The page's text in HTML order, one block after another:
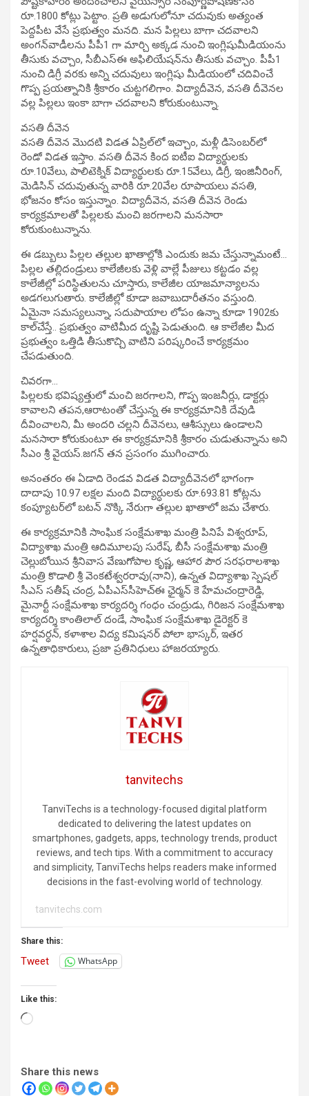
రూ.1800 కోట్లు పెట్టాం. ప్రతి అడుగులోనూ చదువుకు అత్యంత
పెద్దపీట వేసే ప్రభుత్వం మనది. మన పిల్లలు బాగా చదవాలని
అంగన్‌వాడీలను పీపీ1 గా మార్చి అక్కడ నుంచి ఇంగ్లిషుమీడియంను
తీసుకు వచ్చాం, సీబీఎస్‌ఈ అఫిలియేషన్‌ను తీసుకు వచ్చాం. పీపీ1
నుంచి డిగ్రీ వరకు అన్ని చదువులు ఇంగ్లిషు మీడియంలో చదివించే
గొప్ప ప్రయత్నానికి శ్రీకారం చుట్టగలిగాం. విద్యాదీవెన, వసతి దీవెనల
వల్ల పిల్లలు ఇంకా బాగా చదవాలని కోరుకుంటున్నా.
వసతి దీవెన
వసతి దీవెన మొదటి విడత ఏప్రిల్‌లో ఇచ్చాం, మళ్లీ డిసెంబర్‌లో
రెండో విడత ఇస్తాం. వసతి దీవెన కింద ఐటీఐ విద్యార్థులకు
రూ.10వేలు, పాలిటెక్నిక్‌ విద్యార్థులకు రూ.15వేలు, డిగ్రీ, ఇంజినీరింగ్,
మెడిసిన్‌ చదువుతున్న వారికి రూ.20వేల రూపాయలు వసతి,
భోజనం కోసం ఇస్తున్నాం. విద్యాదీవెన, వసతి దీవెన రెండు
కార్యక్రమాలతో పిల్లలకు మంచి జరగాలని మనసారా
కోరుకుంటున్నాను.
ఈ డబ్బులు పిల్లల తల్లుల ఖాతాల్లోకి ఎందుకు జమ చేస్తున్నామంటే…
పిల్లల తల్లిదండ్రులు కాలేజీలకు వెళ్లి వాల్లే పీజులు కట్టడం వల్ల
కాలేజీల్లో పరిస్థితులను చూస్తారు, కాలేజీల యాజమాన్యాలను
అడగలుగుతారు. కాలేజీల్లో కూడా జవాబుదారీతనం వస్తుంది.
ఏమైనా సమస్యలున్నా, సదుపాయాల లోపం ఉన్నా కూడా 1902కు
కాల్‌చేస్తే.. ప్రభుత్వం వాటిమీద దృష్టి పెడుతుంది. ఆ కాలేజీల మీద
ప్రభుత్వం ఒత్తిడి తీసుకొచ్చి వాటిని పరిష్కరించే కార్యక్రమం
చేపడుతుంది.
చివరగా…
పిల్లలకు భవిష్యత్తులో మంచి జరగాలని, గొప్ప ఇంజనీర్లు, డాక్టర్లు
కావాలని తపన,ఆరాటంతో చేస్తున్న ఈ కార్యక్రమానికి దేవుడి
దీవించాలని, మీ అందరి చల్లని దీవెనలు, ఆశీస్సులు ఉండాలని
మనసారా కోరుకుంటూ ఈ కార్యక్రమానికి శ్రీకారం చుడుతున్నాను అని
సీఎం శ్రీ వైయస్‌.జగన్‌ తన ప్రసంగం ముగించారు.
అనంతరం ఈ ఏడాది రెండవ విడత విద్యాదీవెనలో భాగంగా
దాదాపు 10.97 లక్షల మంది విద్యార్ధులకు రూ.693.81 కోట్లను
కంప్యూటర్‌లో బటన్‌ నొక్కి నేరుగా తల్లుల ఖాతాలో జమ చేశారు.
ఈ కార్యక్రమానికి సాంఘిక సంక్షేమశాఖ మంత్రి పినిపే విశ్వరూప్,
విద్యాశాఖ మంత్రి ఆదిమూలపు సురేష్, బీసీ సంక్షేమశాఖ మంత్రి
చెల్లుబోయిన శ్రీనివాస వేణుగోపాల కృష్ణ, ఆహార పౌర సరఫరాలశాఖ
మంత్రి కొడాలి శ్రీ వెంకటేశ్వరరావు(నాని), ఉన్నత విద్యాశాఖ స్పెషల్‌
సీఎస్‌ సతీష్‌ చంద్ర, ఏపీఎస్‌సీహెచ్‌ఈ ఛైర్మన్‌ కె హేమచంద్రారెడ్డి,
మైనార్టీ సంక్షేమశాఖ కార్యదర్శి గంధం చంద్రుడు, గిరిజన సంక్షేమశాఖ
కార్యదర్శి కాంతిలాల్‌ దండే, సాంఘిక సంక్షేమశాఖ డైరెక్టర్‌ కె
హర్షవర్ధన్, కళాశాల విద్య కమిషనర్‌ పోలా భాస్కర్, ఇతర
ఉన్నతాధికారులు, ప్రజా ప్రతినిధులు హాజరయ్యారు.
tanvitechs
TanviTechs is a technology-focused digital platform
dedicated to delivering the latest updates on
smartphones, gadgets, apps, technology trends, product
reviews, and tech tips. With a commitment to accuracy
and simplicity, TanviTechs helps readers make informed
decisions in the fast-evolving world of technology.
tanvitechs.com
Share this:
Tweet WhatsApp
Like this:
Loading…
Share this news